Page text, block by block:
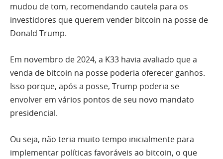
mudou de tom, recomendando cautela para os
investidores que querem vender bitcoin na posse de
Donald Trump.
Em novembro de 2024, a K33 havia avaliado que a
venda de bitcoin na posse poderia oferecer ganhos.
Isso porque, após a posse, Trump poderia se
envolver em vários pontos de seu novo mandato
presidencial.
Ou seja, não teria muito tempo inicialmente para
implementar políticas favoráveis ao bitcoin, o que